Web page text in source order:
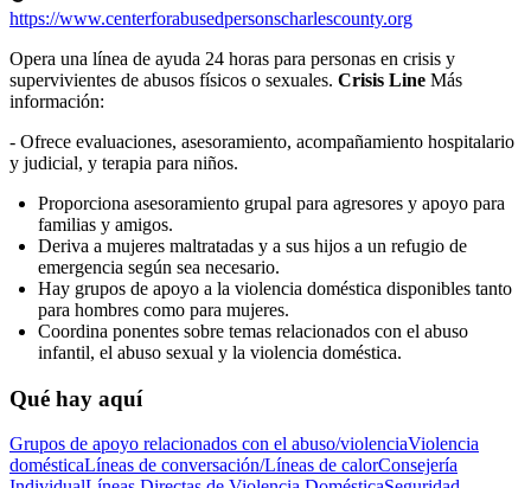
https://www.centerforabusedpersonscharlescounty.org
Opera una línea de ayuda 24 horas para personas en crisis y
supervivientes de abusos físicos o sexuales. Crisis Line Más
información:
- Ofrece evaluaciones, asesoramiento, acompañamiento hospitalario
y judicial, y terapia para niños.
Proporciona asesoramiento grupal para agresores y apoyo para
familias y amigos.
Deriva a mujeres maltratadas y a sus hijos a un refugio de
emergencia según sea necesario.
Hay grupos de apoyo a la violencia doméstica disponibles tanto
para hombres como para mujeres.
Coordina ponentes sobre temas relacionados con el abuso
infantil, el abuso sexual y la violencia doméstica.
Qué hay aquí
Grupos de apoyo relacionados con el abuso/violenciaViolencia
domésticaLíneas de conversación/Líneas de calorConsejería